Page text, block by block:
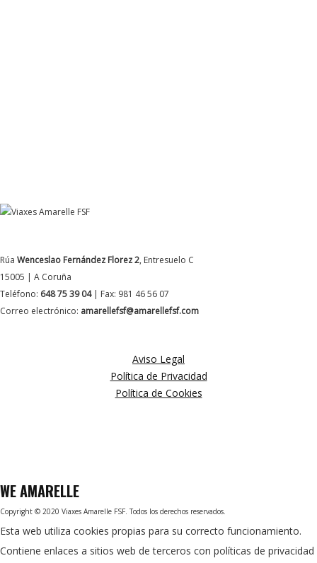
Rúa Wenceslao Fernández Florez 2, Entresuelo C
15005 | A Coruña
Teléfono: 648 75 39 04| Fax: 981 46 56 07
Correo electrónico: amarellefsf@amarellefsf.com
Aviso Legal
Política de Privacidad
Política de Cookies
WEAMARELLE
Copyright © 2020 Viaxes Amarelle FSF. Todos los derechos reservados.
Esta web utiliza cookies propias para su correcto funcionamiento.
Contiene enlaces a sitios web de terceros con políticas de privacidad